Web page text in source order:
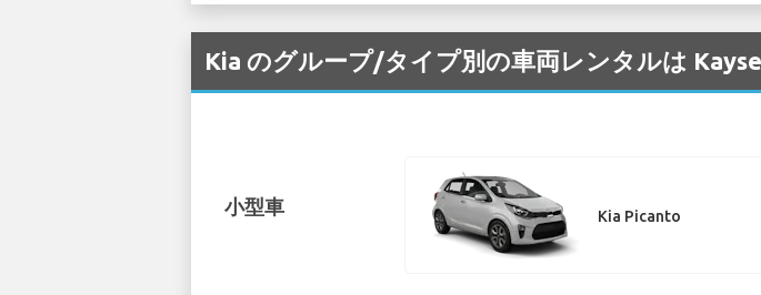
Kia のグループ/タイプ別の車両レンタルは
小型車 Kia Picanto